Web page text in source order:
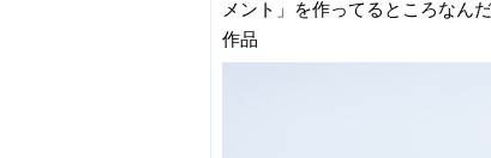
メント」を作ってるところなん
作品